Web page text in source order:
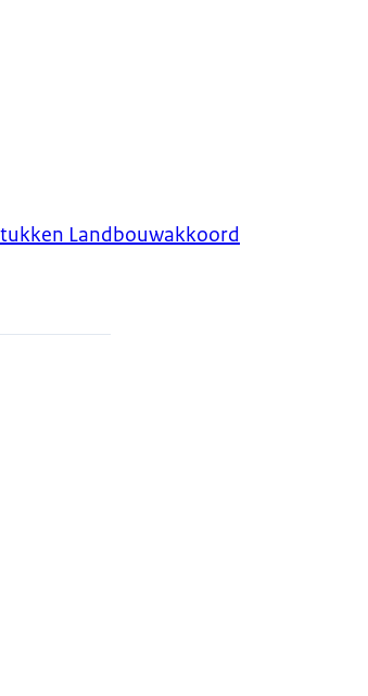
Landbouwakkoord